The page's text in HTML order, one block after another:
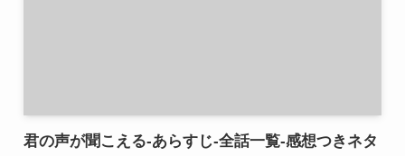
君の声が聞こえる-あらすじ-全話一覧-感想つきネタ